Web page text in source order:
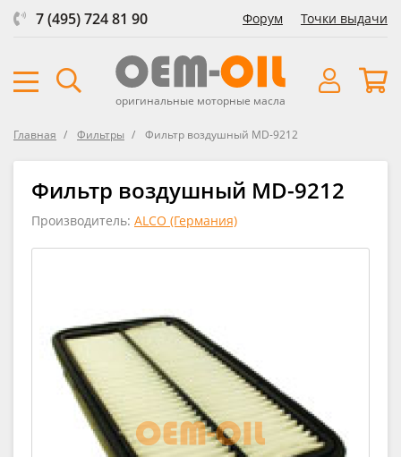
7 (495) 724 81 90 Форум Точки выдачи
оригинальные моторные масла
Главная Фильтры Фильтр воздушный MD-9212
Фильтр воздушный MD-9212
Производитель: ALCO (Германия)